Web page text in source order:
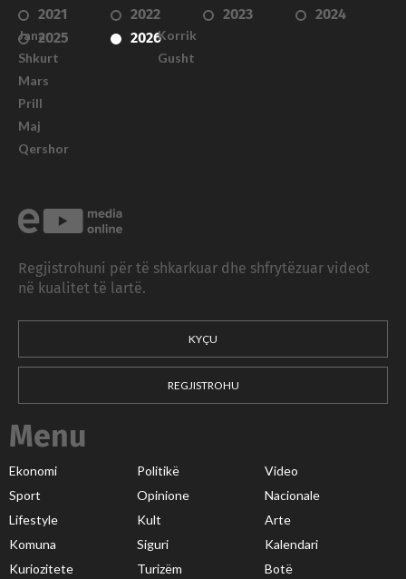
2021
2022 2023
2024
2025
2026
Janar
Shkurt
Mars
Prill
Maj
Qershor
Korrik
Gusht
Regjistrohuni për të shkarkuar dhe shfrytëzuar videot
në kualitet të lartë.
KYÇU
REGJISTROHU
Menu
Ekonomi Politikë
Video
Sport
Opinione
Nacionale
Lifestyle
Kult
Arte
Komuna
Siguri
Kalendari
Kuriozitete
Turizëm Botë